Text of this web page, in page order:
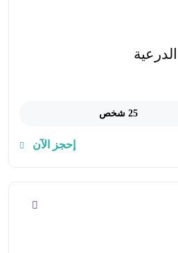
الدرعية
25 شخص
إحجز الآن